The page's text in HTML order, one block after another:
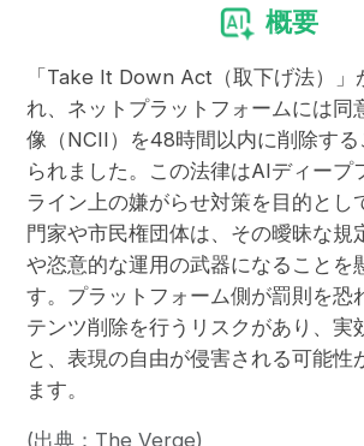
概要
「Take It Down Act（取下げ法）」
れ、ネットプラットフォームには同
像（NCII）を48時間以内に削除す
られました。この法律はAIディープ
ライン上の嫌がらせ対策を目的とし
門家や市民権団体は、その曖昧な規
や恣意的な運用の武器になることを
す。プラットフォーム側が罰則を恐
テンツ削除を行うリスクがあり、実
と、表現の自由が侵害される可能性
ます。
(出典：The Verge)